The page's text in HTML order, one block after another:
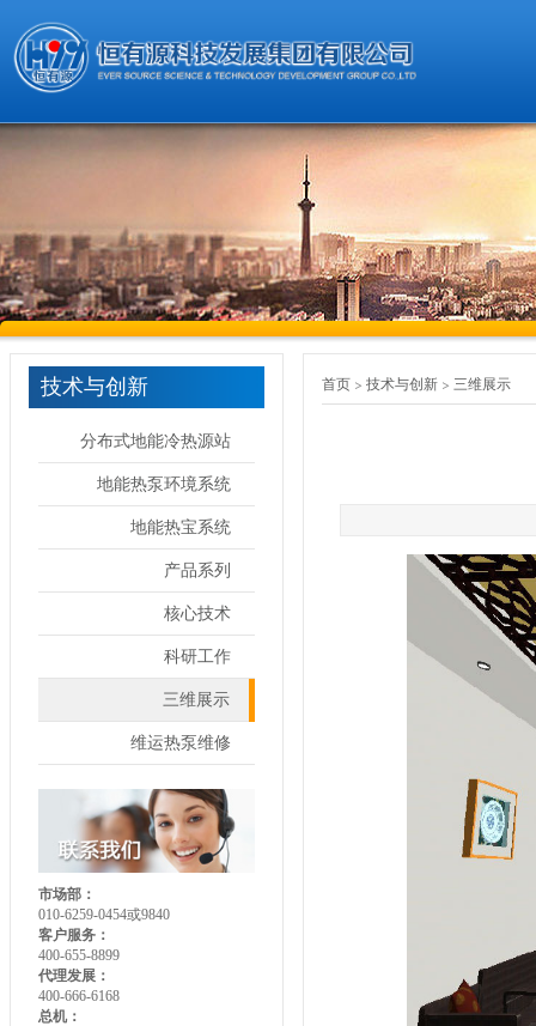
技术与创新
分布式地能冷热源站
地能热泵环境系统
地能热宝系统
产品系列
核心技术
科研工作
三维展示
维运热泵维修
市场部：
010-6259-0454或9840
客户服务：
400-655-8899
代理发展：
400-666-6168
总机：
首页 技术与创新 三维展示